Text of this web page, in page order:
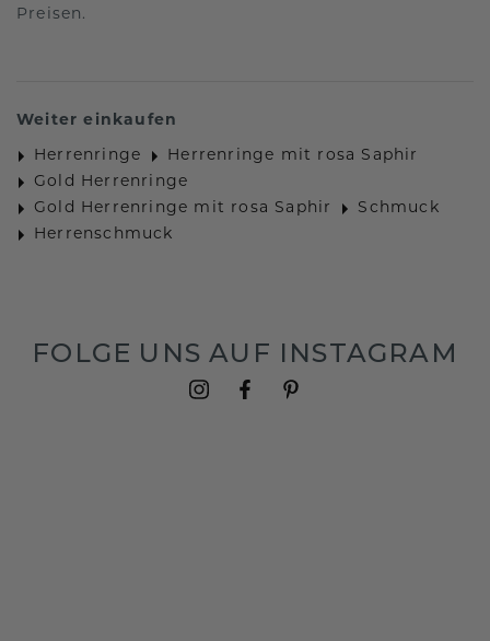
Preisen.
Weiter einkaufen
Herrenringe
Herrenringe mit rosa Saphir
Gold Herrenringe
Gold Herrenringe mit rosa Saphir
Schmuck
Herrenschmuck
FOLGE UNS AUF INSTAGRAM